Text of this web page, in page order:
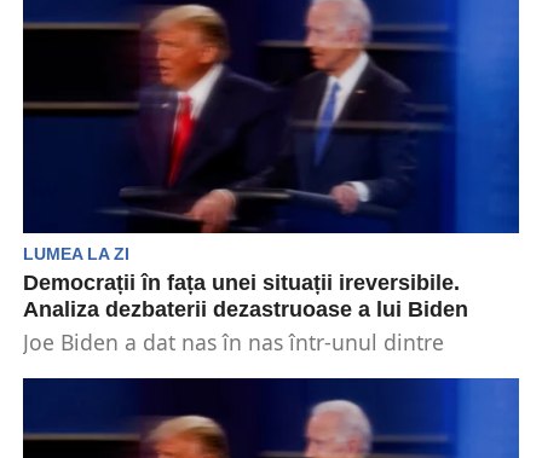
LUMEA LA ZI
Democrații în fața unei situații ireversibile.
Analiza dezbaterii dezastruoase a lui Biden
Joe Biden a dat nas în nas într-unul dintre